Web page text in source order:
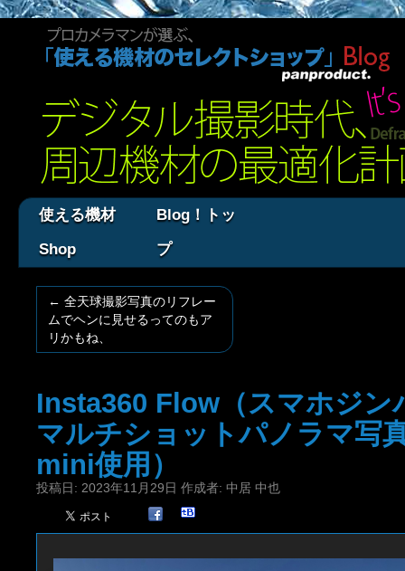
使える機材
Shop
Blog！トッ
プ
← 全天球撮影写真のリフレー
ムでヘンに見せるってのもア
リかもね、
Insta360 Flow（スマホジン
マルチショットパノラマ写
mini使用）
投稿日: 2023年11月29日 作成者: 中居 中也